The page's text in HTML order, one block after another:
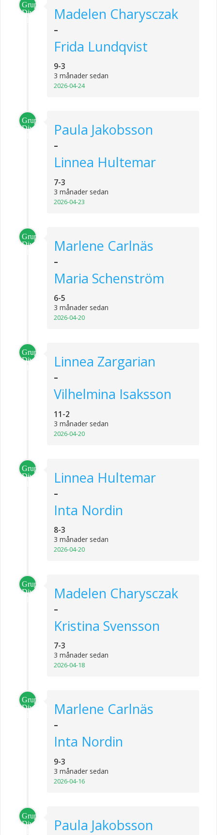
Grupp
Division
Madelen Charysczak
-
Frida Lundqvist
9-3
3 månader sedan
2026-04-24
Grupp
Division
Paula Jakobsson
-
Linnea Hultemar
7-3
3 månader sedan
2026-04-23
Grupp
Division
Marlene Carlnäs
-
Maria Schenström
6-5
3 månader sedan
2026-04-20
Grupp
Division
Linnea Zargarian
-
Vilhelmina Isaksson
11-2
3 månader sedan
2026-04-20
Grupp
Division
Linnea Hultemar
-
Inta Nordin
8-3
3 månader sedan
2026-04-20
Grupp
Division
Madelen Charysczak
-
Kristina Svensson
7-3
3 månader sedan
2026-04-18
Grupp
Division
Marlene Carlnäs
-
Inta Nordin
9-3
3 månader sedan
2026-04-16
Grupp
Division
Paula Jakobsson